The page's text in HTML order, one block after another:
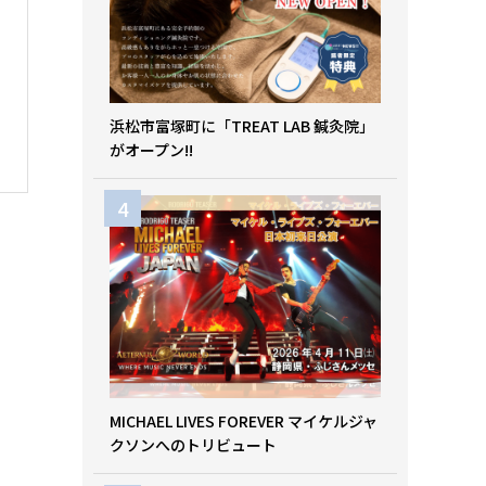
浜松市富塚町に「TREAT LAB 鍼灸院」
がオープン!!
MICHAEL LIVES FOREVER マイケルジャ
クソンへのトリビュート